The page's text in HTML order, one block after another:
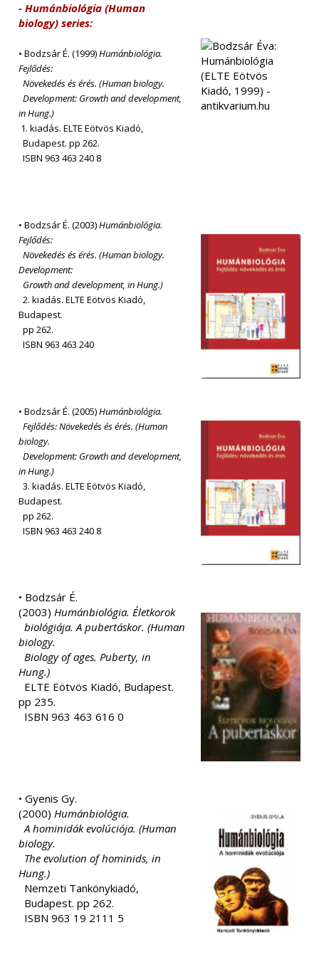
- Humánbiológia (Human
biology) series:
• Bodzsár É. (1999)Humánbiológia.
Fejlődés:
Növekedés és érés. (Human biology.
Development: Growth and development,
in Hung.)
1. kiadás. ELTE Eötvös Kiadó,
Budapest. pp 262.
ISBN 963 463 240 8
• Bodzsár É. (2003)Humánbiológia.
Fejlődés:
Növekedés és érés. (Human biology.
Development:
Growth and development, in Hung.)
2. kiadás. ELTE Eötvös Kiadó,
Budapest.
pp 262.
ISBN 963 463 240
• Bodzsár É. (2005)Humánbiológia.
Fejlődés: Növekedés és érés. (Human
biology.
Development: Growth and development,
in Hung.)
3. kiadás. ELTE Eötvös Kiadó,
Budapest.
pp 262.
ISBN 963 463 240 8
• Bodzsár É.
(2003) Humánbiológia. Életkorok
biológiája. A pubertáskor. (Human
biology.
Biology of ages. Puberty, in
Hung.)
ELTE Eötvös Kiadó, Budapest.
pp 235.
ISBN 963 463 616 0
• Gyenis Gy.
(2000) Humánbiológia.
A hominidák evolúciója. (Human
biology.
The evolution of hominids, in
Hung.)
Nemzeti Tankönykiadó,
Budapest. pp 262.
ISBN 963 19 2111 5